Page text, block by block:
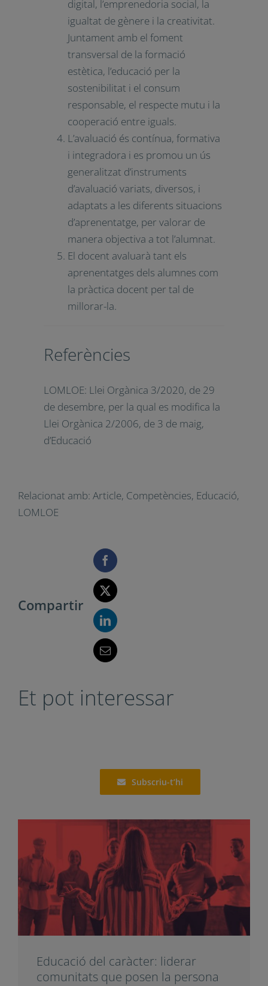
mateixos i promoguin el treball
en equip.
Realització de projectes
significatius i rellevants i
resolució col·laborativa de
problemes, reforçant
l’autoestima, l’autonomia, la
reflexió i la responsabilitat.
Treball en totes les matèries de:
la comprensió lectora,
l’expressió oral i escrita, la
comunicació audiovisual, la
competència digital,
l’emprenedoria social, la igualtat
de gènere i la creativitat.
Juntament amb el foment
transversal de la formació
estètica, l’educació per la
sostenibilitat i el consum
la cooperació entre iguals.
L’avaluació és contínua,
promou un ús generalitzat
d’instruments d’avaluació
variats, diversos, i adaptats a les
diferents situacions
El docent avaluarà tant els
millorar-la.
Referències
LOMLOE: Llei Orgànica 3/2020, de 29
de desembre, per la qual es modifica
la Llei Orgànica 2/2006, de 3 de maig,
Compartir
Et pot interessar